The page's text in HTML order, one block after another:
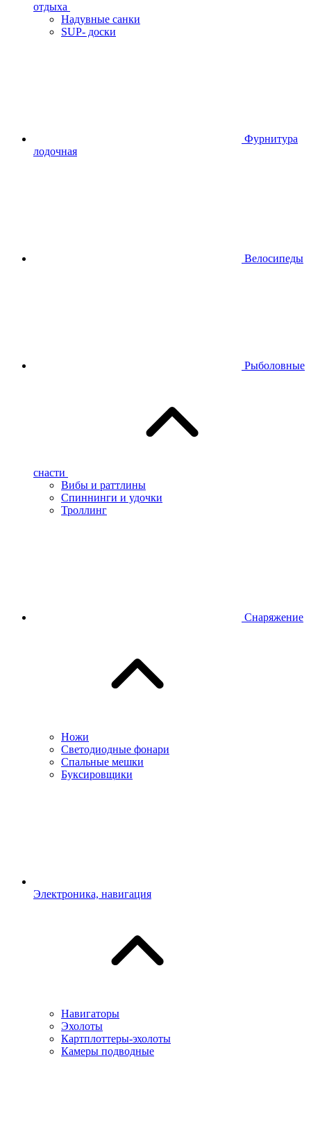
отдыха
Надувные санки
SUP- доски
Фурнитура
лодочная
Велосипеды
Рыболовные
снасти
Вибы и раттлины
Спиннинги и удочки
Троллинг
Снаряжение
Ножи
Светодиодные фонари
Спальные мешки
Буксировщики
Электроника, навигация
Навигаторы
Эхолоты
Картплоттеры-эхолоты
Камеры подводные